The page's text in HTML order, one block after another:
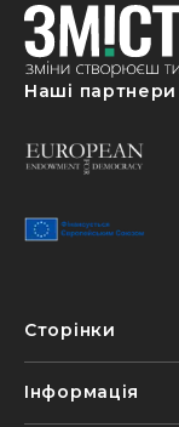
Наші партнери
Сторінки
Інформація